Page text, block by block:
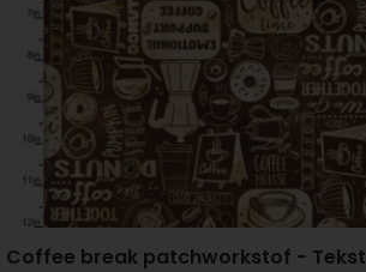
Coffee break patchworkstof - Tekst